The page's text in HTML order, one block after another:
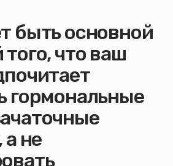
быть основной
что ваш
гормональные
а не